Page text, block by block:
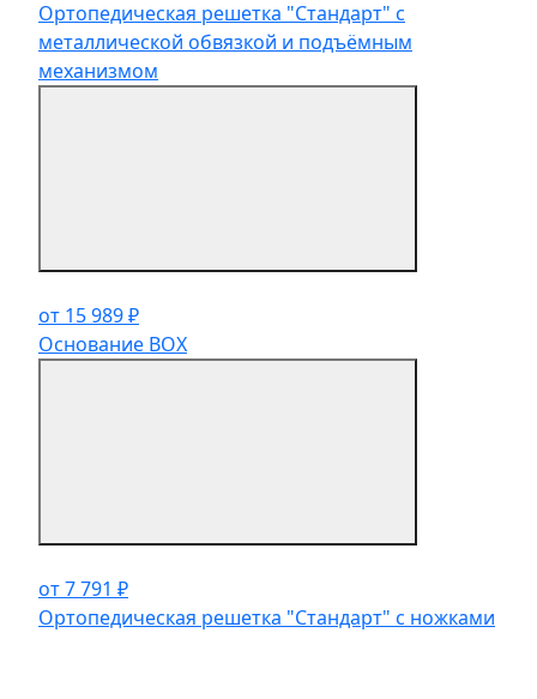
Ортопедическая решетка "Стандарт" с
металлической обвязкой и подъёмным
механизмом
от 15 989 ₽
Основание BOX
от 7 791 ₽
Ортопедическая решетка "Стандарт" с ножками